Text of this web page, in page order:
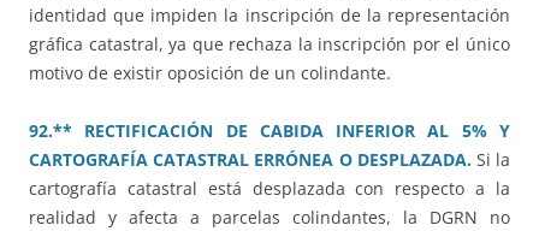
identidad que impiden la inscripción de la representación
gráfica catastral, ya que rechaza la inscripción por el único
motivo de existir oposición de un colindante.
92.** RECTIFICACIÓN DE CABIDA INFERIOR AL 5% Y
CARTOGRAFÍA CATASTRAL ERRÓNEA O DESPLAZADA.Si la
cartografía catastral está desplazada con respecto a la
realidad y afecta a parcelas colindantes, la DGRN no